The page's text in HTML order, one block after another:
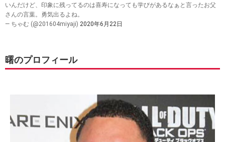
いんだけど、印象に残ってるのは喜寿になっても学びがあるなぁと言ったお父
さんの言葉。勇気出るよね。
— ちゃむ (@201604miyaji) 2020年6月22日
曙のプロフィール